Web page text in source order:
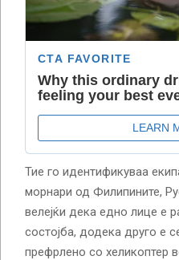
Тие го идентификуваа
морнари од Филипините,
велејќи дека едно лице е
состојба, додека друго е
префрлено со хеликоптер